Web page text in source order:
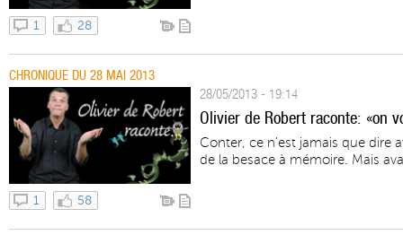
1 28
CHRONIQUE DU 28 MAI 2013
1 58
28/05/2013 - 19:14
Olivier de Robert raconte: «on
Conter, ce n'est jamais que dire
de la besace à mémoire. Mais